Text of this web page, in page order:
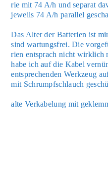
rie mit 74 A/h und sepa­rat
jeweils 74 A/h par­al­lel
Das Alter der Bat­te­rien ist
sind war­tungs­frei. Die
rien ent­sprach nicht wirk­lich
habe ich auf die Kabel
ent­spre­chen­den Werk­zeug
mit Schrumpf­schlauch
alte Ver­ka­be­lung mit